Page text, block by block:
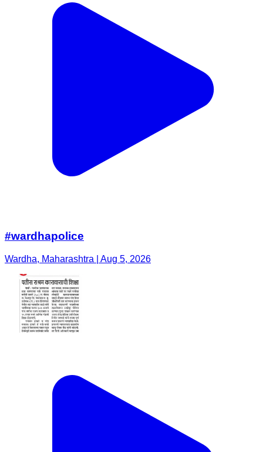
#wardhapolice
Wardha, Maharashtra | Aug 5, 2026